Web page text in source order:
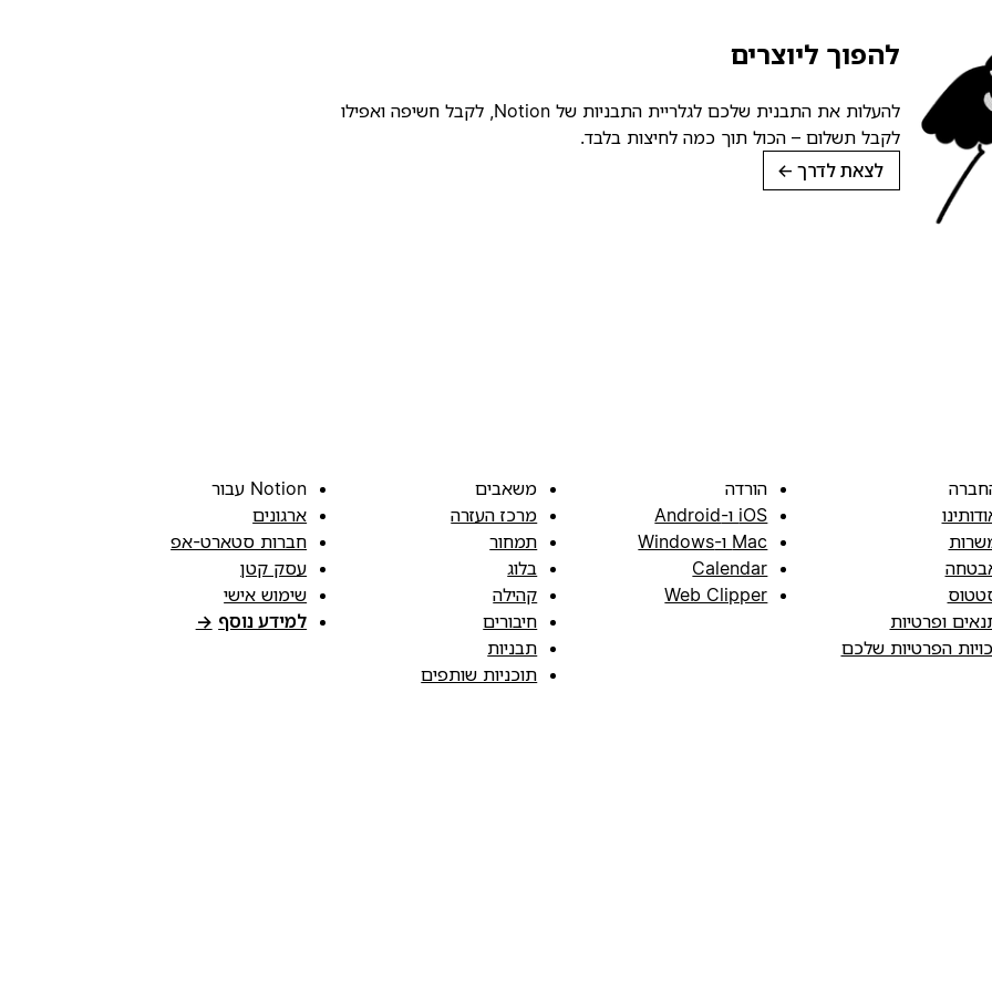
להפוך ליוצרים
להעלות את התבנית שלכם לגלריית התבניות של Notion, לקבל חשיפה ואפילו
לקבל תשלום – הכול תוך כמה לחיצות בלבד.
לצאת לדרך →
ופרטיות
הפרטיות שלכם
הורדה
iOS ו-Android
Mac ו-Windows
Calendar
Web Clipper
משאבים
מרכז העזרה
תמחור
בלוג
קהילה
חיבורים
תבניות
תוכניות שותפים
Notion עבור
ארגונים
חברות סטארט-אפ
עסק קטן
שימוש אישי
למידע נוסף →